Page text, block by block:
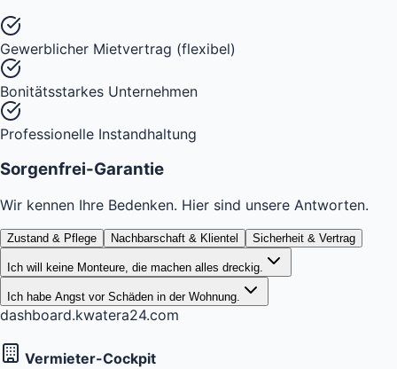
Gewerblicher Mietvertrag (flexibel)
Bonitätsstarkes Unternehmen
Professionelle Instandhaltung
Sorgenfrei-Garantie
Wir kennen Ihre Bedenken. Hier sind unsere Antworten.
Zustand & Pflege Nachbarschaft & Klientel Sicherheit & Vertrag
Ich will keine Monteure, die machen alles dreckig.
Ich habe Angst vor Schäden in der Wohnung.
dashboard.kwatera24.com
Vermieter-Cockpit